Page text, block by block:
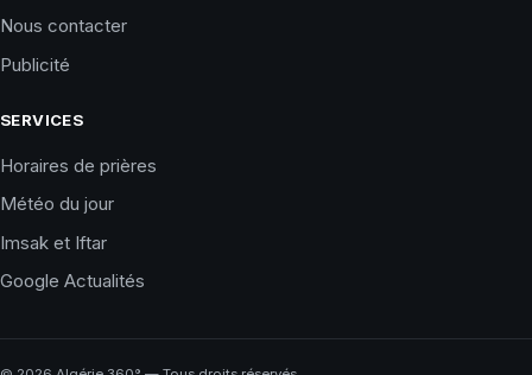
Nous contacter
Publicité
SERVICES
Horaires de prières
Météo du jour
Imsak et Iftar
Google Actualités